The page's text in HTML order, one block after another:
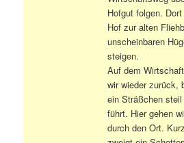
Hofgut folgen.
Hof zur alten
unscheinbaren
steigen.
Auf dem
wir wieder zurück,
ein Sträßchen
führt. Hier gehen
durch den Ort.